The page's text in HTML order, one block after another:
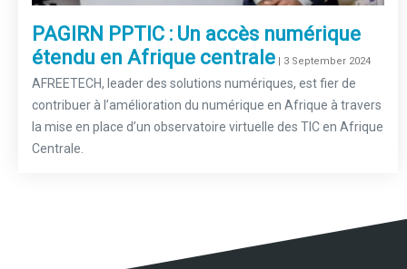
PAGIRN PPTIC : Un accès numérique
étendu en Afrique centrale | 3 September 2024
AFREETECH, leader des solutions numériques, est fier de
contribuer à l’amélioration du numérique en Afrique à travers
la mise en place d’un observatoire virtuelle des TIC en Afrique
Centrale.